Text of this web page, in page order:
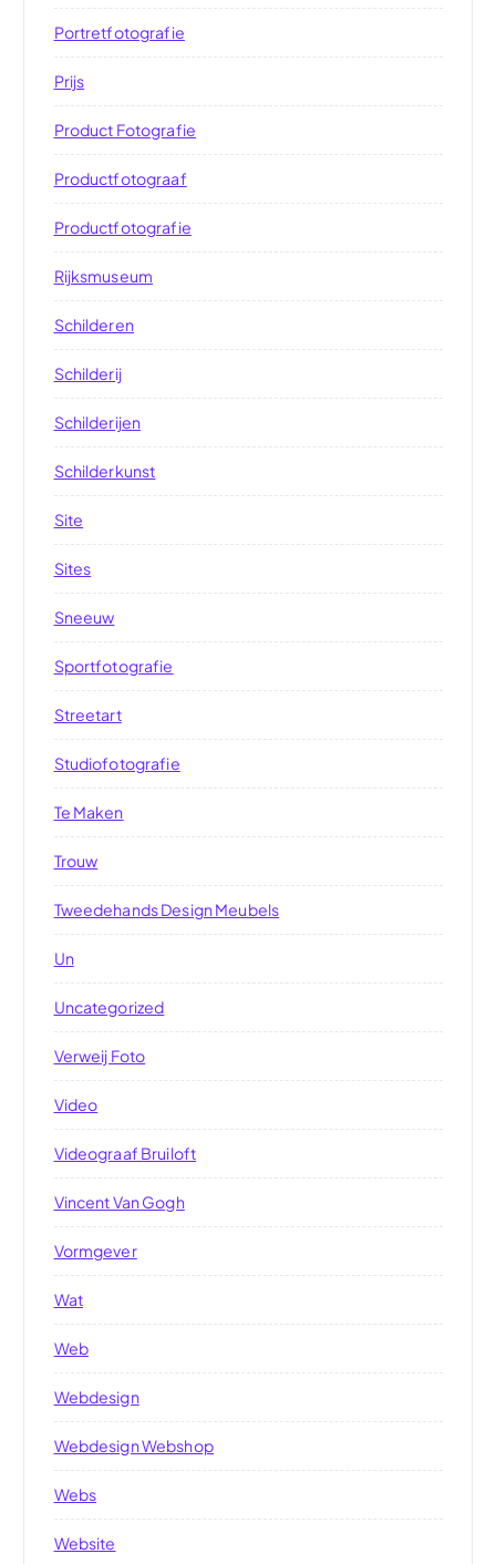
Portretfotografie
Prijs
Product Fotografie
Productfotograaf
Productfotografie
Rijksmuseum
Schilderen
Schilderij
Schilderijen
Schilderkunst
Site
Sites
Sneeuw
Sportfotografie
Streetart
Studiofotografie
Te Maken
Trouw
Tweedehands Design Meubels
Un
Uncategorized
Verweij Foto
Video
Videograaf Bruiloft
Vincent Van Gogh
Vormgever
Wat
Web
Webdesign
Webdesign Webshop
Webs
Website